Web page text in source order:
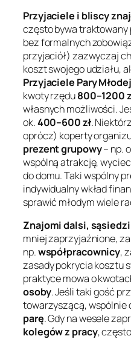
Przyjaciele i bliscy
często bywa traktowany
bez formalnych
przyjaciół) zazwyczaj
koszt swojego udziału,
Przyjaciele Pary Młodej
kwoty rzędu800–1200
własnych możliwości.
ok.400–600 zł.
oprócz) koperty
prezent grupowy– np.
wspólną atrakcję,
do domu. Taki wspólny
indywidualny wkład
sprawić młodym wiele
Znajomi dalsi,
mniej zaprzyjaźnione,
np.współpracownicy,
zasadypokrycia kosztu
praktyce mowa o
osoby. Jeśli taki gość
towarzyszącą, wspólnie
parę. Gdy na wesele
kolegów z pracy,